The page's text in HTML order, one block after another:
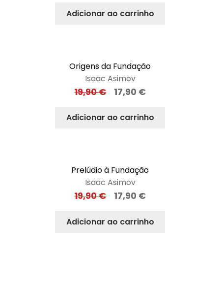
Adicionar ao carrinho
Origens da Fundação
Isaac Asimov
19,90€ 17,90 €
Adicionar ao carrinho
Prelúdio à Fundação
Isaac Asimov
19,90€ 17,90 €
Adicionar ao carrinho